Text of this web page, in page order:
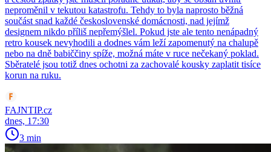
neproměnil v tekutou katastrofu. Tehdy to byla naprosto běžná
součást snad každé československé domácnosti, nad jejímž
designem nikdo příliš nepřemýšlel. Pokud jste ale tento nenápadný
retro kousek nevyhodili a dodnes vám leží zapomenutý na chalupě
nebo na dně babiččiny spíže, možná máte v ruce nečekaný poklad.
Sběratelé jsou totiž dnes ochotni za zachovalé kousky zaplatit tisíce
korun na ruku.
FAJNTIP.cz
dnes, 17:30
3 min